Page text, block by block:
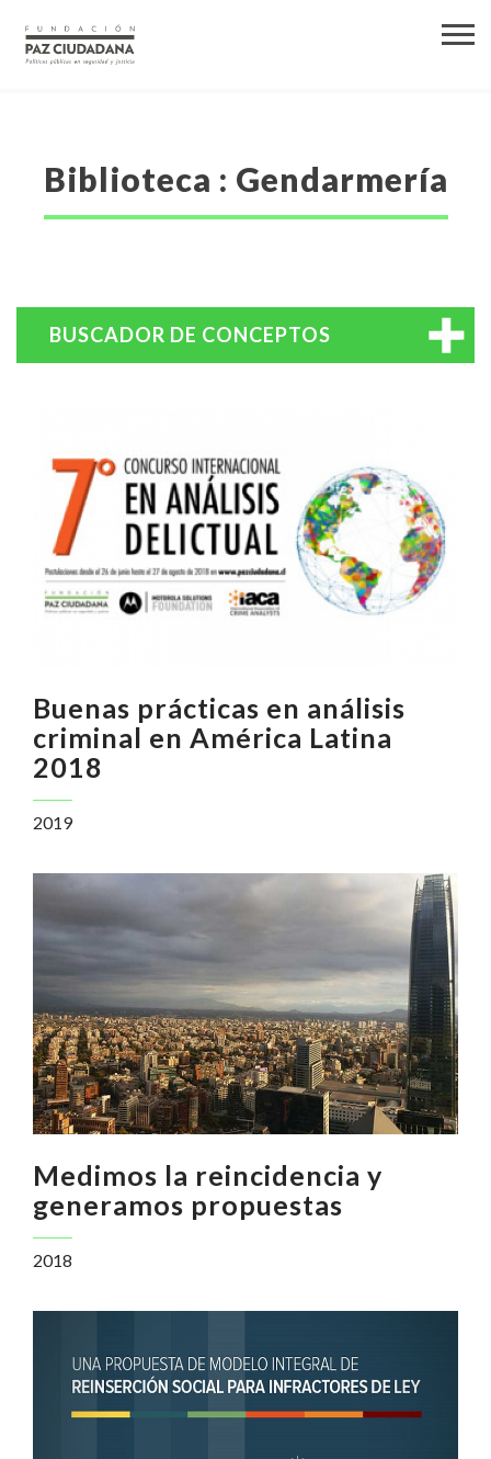
Biblioteca : Gendarmería
BUSCADOR DE CONCEPTOS
Buenas prácticas en análisis
criminal en América Latina
2018
2019
Medimos la reincidencia y
generamos propuestas
2018